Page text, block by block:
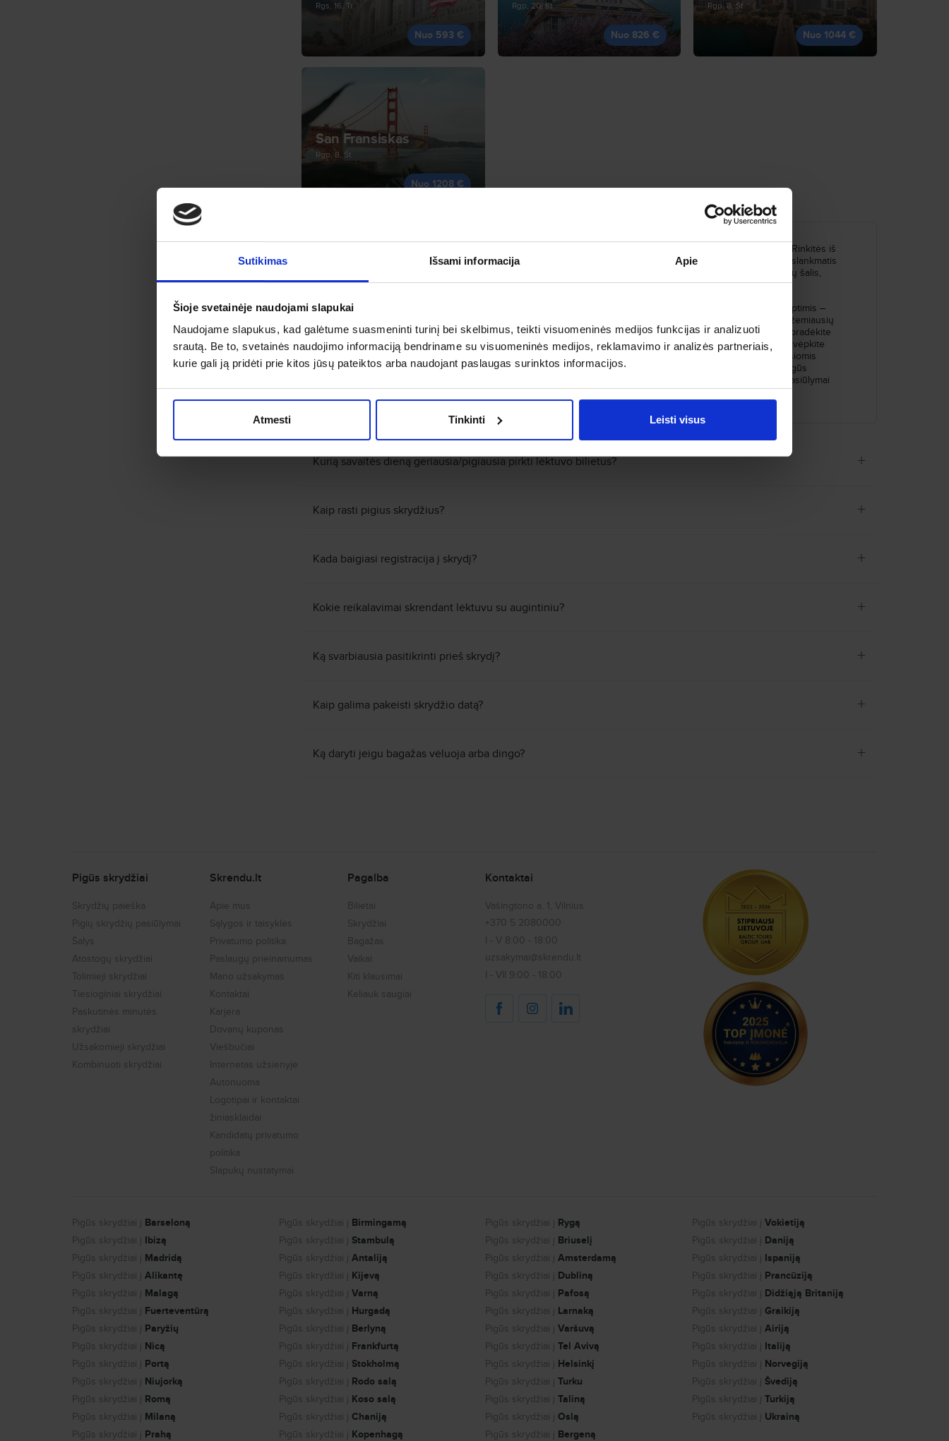
Sutikimas Išsami informacija Apie
Šioje svetainėje naudojami slapukai
Naudojame slapukus, kad galėtume suasmeninti turinį bei skelbimus, teikti visuomeninės medijos funkcijas ir analizuoti
srautą. Be to, svetainės naudojimo informaciją bendriname su visuomeninės medijos, reklamavimo ir analizės partneriais,
kurie gali ją pridėti prie kitos jūsų pateiktos arba naudojant paslaugas surinktos informacijos.
Atmesti Tinkinti Leisti visus
Rgs, 16, Tr
Nuo 593 €
Rgp, 20, Kt
Nuo 826 €
Rgp, 8, Št
Nuo 1044 €
San Fransiskas
Rgp, 8, Št
Nuo 1208 €
Šiame Skrendu.lt sistemos puslapyje pateikiami tolimieji skrydžiai iš Vilniaus į vieną pusę už Europos ribų. Rinkitės iš
pigių tolimųjų skrydžių pasiūlymų ir įsigykite lėktuvo bilietus žema kaina iš Vilniaus. Kairėje pusėje esantis slankmatis
padės išsirinkti tinkamiausią laiką kelionei. Jeigu Jūsų slapčiausia kelionės svajonė – apkeliauti kitų žemynų šalis,
tuomet – pirmyn! Skrendu.lt sistemoje lengvai rasite Jums patraukliausius tolimųjų skrydžių variantus.
Šiame puslapyje matomi tolimųjų skrydžių pasiūlymai iš Vilniaus į vieną pusę. Pigūs skrydžiai tolimomis kryptimis –
tai, ko ieškojote. Todėl, leiskitės į neišdildomų įspūdžių kelionę kartu su Skrendu.lt. Mūsų sistema pateikia žemiausių
sistemoje esamų kainų ir klientų išieškotų skrydžių pasiūlymus. Pasirinkite iš puslapyje matomų krypčių ir pradėkite
planuoti savo kelionę. Viršuje esanti mėnesių juosta leis susiaurinti paiešką ir greičiau priimti sprendimą. Įkvėpkite
save naujiems išbandymams, potyriams, aplankykite draugus svečiose šalyse, susipažinkite su netikėčiausiomis
kultūromis tolimųjų skrydžių pagalba. Tolimieji skrydžiai iš [from] viena kryptimi Skrendu.lt sistemoje – tai pigūs
lėktuvo bilietai Jūsų svajonių išsipildymui. Skrydžiai žema kaina, nuolaidos, akcijos ir paskutinės minutės pasiūlymai
atnaujinami kasdien, todėl nedvejokite – rinkitės ir keliaukite kur širdis geidžia.
Kurią savaitės dieną geriausia/pigiausia pirkti lėktuvo bilietus? +
Kaip rasti pigius skrydžius? +
Kada baigiasi registracija į skrydį? +
Kokie reikalavimai skrendant lėktuvu su augintiniu? +
Ką svarbiausia pasitikrinti prieš skrydį? +
Kaip galima pakeisti skrydžio datą? +
Ką daryti jeigu bagažas vėluoja arba dingo? +
Pigūs skrydžiai
Skrydžių paieška
Pigių skrydžių pasiūlymai
Šalys
Atostogų skrydžiai
Tolimieji skrydžiai
Tiesioginiai skrydžiai
Paskutinės minutės
skrydžiai
Užsakomieji skrydžiai
Kombinuoti skrydžiai
Skrendu.lt
Apie mus
Sąlygos ir taisyklės
Privatumo politika
Paslaugų prieinamumas
Mano užsakymas
Kontaktai
Karjera
Dovanų kuponas
Viešbučiai
Internetas užsienyje
Autonuoma
Logotipai ir kontaktai
žiniasklaidai
Kandidatų privatumo
politika
Slapukų nustatymai
Pagalba
Bilietai
Skrydžiai
Bagažas
Vaikai
Kiti klausimai
Keliauk saugiai
Kontaktai
Vašingtono a. 1, Vilnius
+370 5 2080000
I - V 8:00 - 18:00
uzsakymai@skrendu.lt
I - VII 9:00 - 18:00
Pigūs skrydžiai į Barseloną
Pigūs skrydžiai į Ibizą
Pigūs skrydžiai į Madridą
Pigūs skrydžiai į Alikantę
Pigūs skrydžiai į Malagą
Pigūs skrydžiai į Fuerteventūrą
Pigūs skrydžiai į Paryžių
Pigūs skrydžiai į Nicą
Pigūs skrydžiai į Portą
Pigūs skrydžiai į Niujorką
Pigūs skrydžiai į Romą
Pigūs skrydžiai į Milaną
Pigūs skrydžiai į Prahą
Pigūs skrydžiai į Birmingamą
Pigūs skrydžiai į Stambulą
Pigūs skrydžiai į Antaliją
Pigūs skrydžiai į Kijevą
Pigūs skrydžiai į Varną
Pigūs skrydžiai į Hurgadą
Pigūs skrydžiai į Berlyną
Pigūs skrydžiai į Frankfurtą
Pigūs skrydžiai į Stokholmą
Pigūs skrydžiai į Rodo salą
Pigūs skrydžiai į Koso salą
Pigūs skrydžiai į Chaniją
Pigūs skrydžiai į Kopenhagą
Pigūs skrydžiai į Rygą
Pigūs skrydžiai į Briuselį
Pigūs skrydžiai į Amsterdamą
Pigūs skrydžiai į Dubliną
Pigūs skrydžiai į Pafosą
Pigūs skrydžiai į Larnaką
Pigūs skrydžiai į Varšuvą
Pigūs skrydžiai į Tel Avivą
Pigūs skrydžiai į Helsinkį
Pigūs skrydžiai į Turku
Pigūs skrydžiai į Taliną
Pigūs skrydžiai į Oslą
Pigūs skrydžiai į Bergeną
Pigūs skrydžiai į Vokietiją
Pigūs skrydžiai į Daniją
Pigūs skrydžiai į Ispaniją
Pigūs skrydžiai į Prancūziją
Pigūs skrydžiai į Didžiąją Britaniją
Pigūs skrydžiai į Graikiją
Pigūs skrydžiai į Airiją
Pigūs skrydžiai į Italiją
Pigūs skrydžiai į Norvegiją
Pigūs skrydžiai į Švediją
Pigūs skrydžiai į Turkiją
Pigūs skrydžiai į Ukrainą